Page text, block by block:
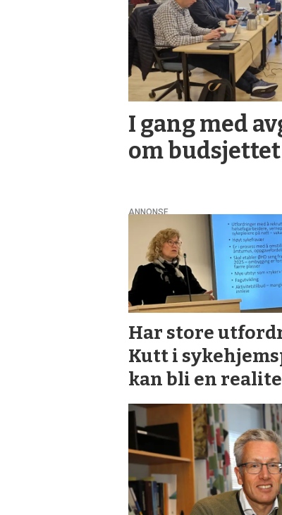
I gang med
om budsjettet
ANNONSE
Har store
Kutt i
kan bli en